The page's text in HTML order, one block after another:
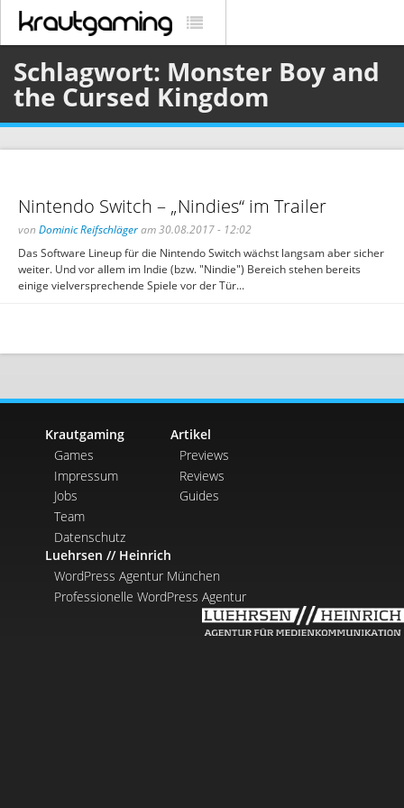
Schlagwort: Monster Boy and
the Cursed Kingdom
Nintendo Switch – „Nindies“ im Trailer
von Dominic Reifschlägeram 30.08.2017 - 12:02
Das Software Lineup für die Nintendo Switch wächst langsam aber sicher
weiter. Und vor allem im Indie (bzw. "Nindie") Bereich stehen bereits
einige vielversprechende Spiele vor der Tür...
Krautgaming
Games
Impressum
Jobs
Team
Datenschutz
Artikel
Previews
Reviews
Guides
Luehrsen // Heinrich
WordPress Agentur München
Professionelle WordPress Agentur